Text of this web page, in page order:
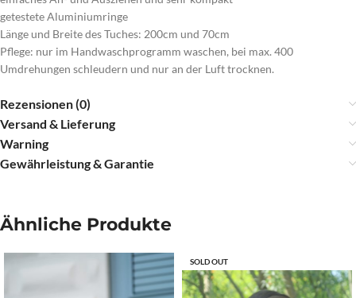
getestete Aluminiumringe
Länge und Breite des Tuches: 200cm und 70cm
Pflege: nur im Handwaschprogramm waschen, bei max. 400
Umdrehungen schleudern und nur an der Luft trocknen.
Rezensionen (0)
Versand & Lieferung
Warning
Gewährleistung & Garantie
Ähnliche Produkte
SOLD OUT